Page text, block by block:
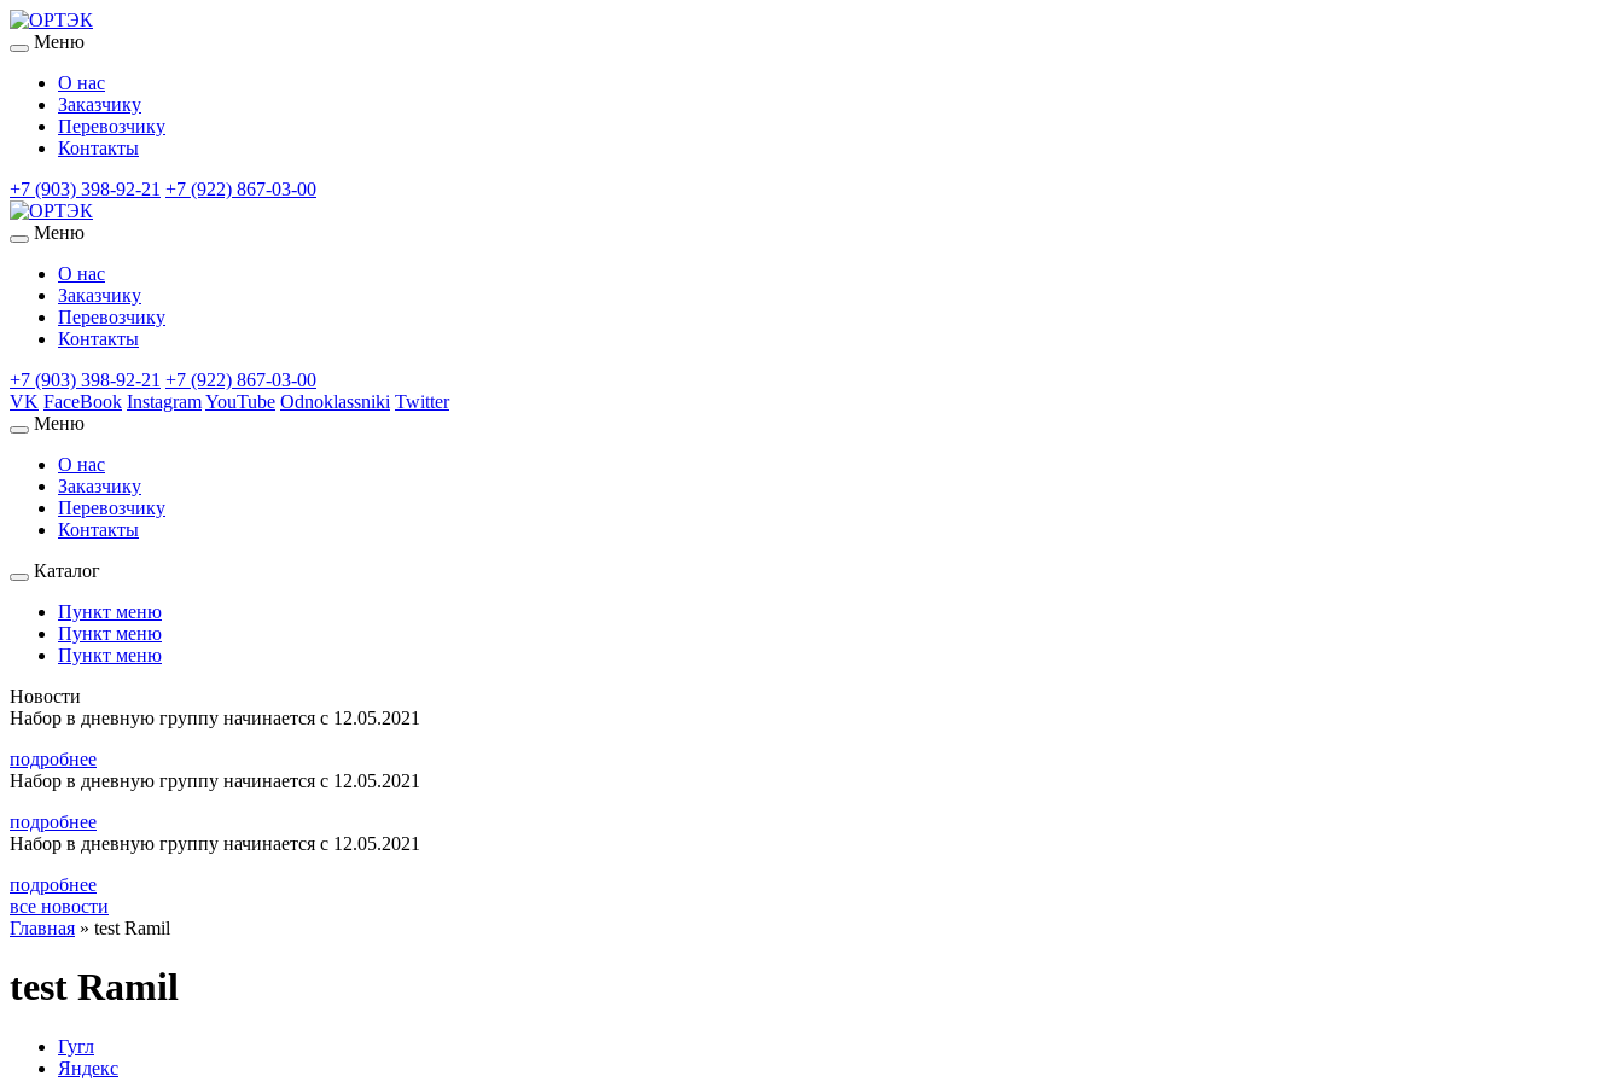
Меню
О нас
Заказчику
Перевозчику
Контакты
+7 (903) 398-92-21 +7 (922) 867-03-00
Меню
О нас
Заказчику
Перевозчику
Контакты
+7 (903) 398-92-21 +7 (922) 867-03-00
VK FaceBook InstagramYouTube Odnoklassniki Twitter
Меню
О нас
Заказчику
Перевозчику
Контакты
Каталог
Пункт меню
Пункт меню
Пункт меню
Новости
Набор в дневную группу начинается с 12.05.2021
подробнее
Набор в дневную группу начинается с 12.05.2021
подробнее
Набор в дневную группу начинается с 12.05.2021
подробнее
все новости
Главная » test Ramil
test Ramil
Гугл
Яндекс